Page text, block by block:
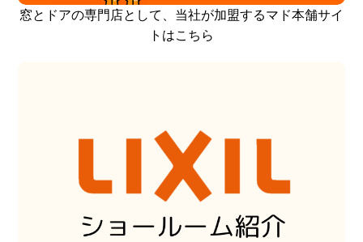
窓とドアの専門店として、当社が加盟するマド本舗サイ
トはこちら